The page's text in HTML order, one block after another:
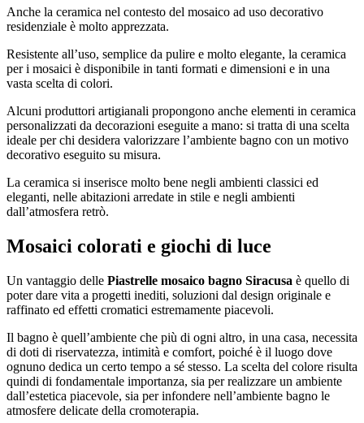
Anche la ceramica nel contesto del mosaico ad uso decorativo
residenziale è molto apprezzata.
Resistente all’uso, semplice da pulire e molto elegante, la ceramica
per i mosaici è disponibile in tanti formati e dimensioni e in una
vasta scelta di colori.
Alcuni produttori artigianali propongono anche elementi in ceramica
personalizzati da decorazioni eseguite a mano: si tratta di una scelta
ideale per chi desidera valorizzare l’ambiente bagno con un motivo
decorativo eseguito su misura.
La ceramica si inserisce molto bene negli ambienti classici ed
eleganti, nelle abitazioni arredate in stile e negli ambienti
dall’atmosfera retrò.
Mosaici colorati e giochi di luce
Un vantaggio delle Piastrelle mosaico bagno Siracusa è quello di
poter dare vita a progetti inediti, soluzioni dal design originale e
raffinato ed effetti cromatici estremamente piacevoli.
Il bagno è quell’ambiente che più di ogni altro, in una casa, necessita
di doti di riservatezza, intimità e comfort, poiché è il luogo dove
ognuno dedica un certo tempo a sé stesso. La scelta del colore risulta
quindi di fondamentale importanza, sia per realizzare un ambiente
dall’estetica piacevole, sia per infondere nell’ambiente bagno le
atmosfere delicate della cromoterapia.